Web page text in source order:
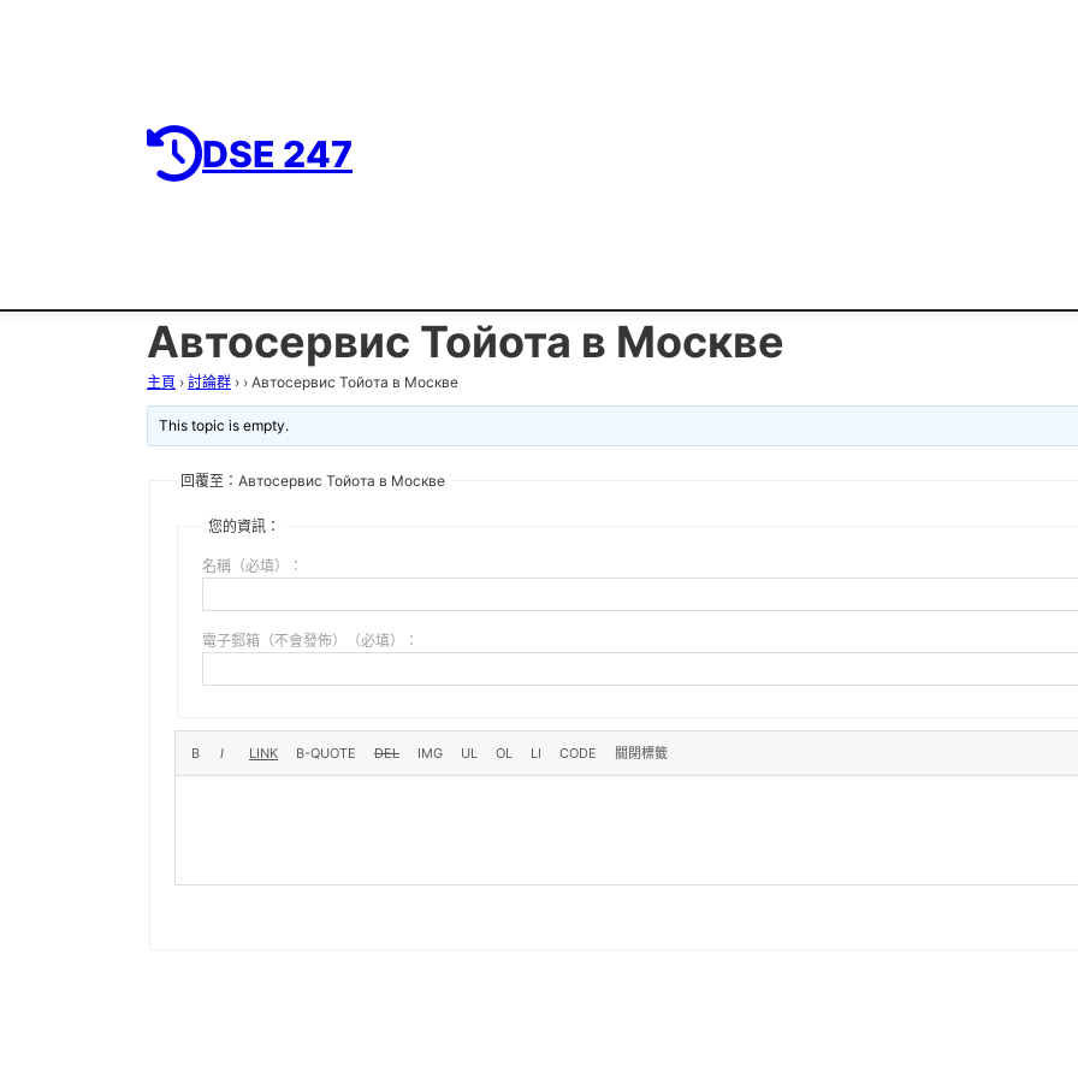
DSE 247
Автосервис Тойота в Москве
主頁 › 討論群 › › Автосервис Тойота в Москве
This topic is empty.
回覆至：Автосервис Тойота в Москве
您的資訊：
名稱（必填）：
電子郵箱（不會發佈）（必填）：